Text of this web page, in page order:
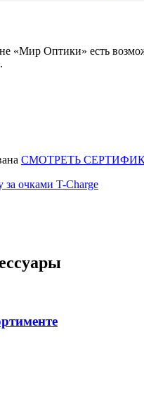
«Мир Оптики» есть
СМОТРЕТЬ
очками T-Charge